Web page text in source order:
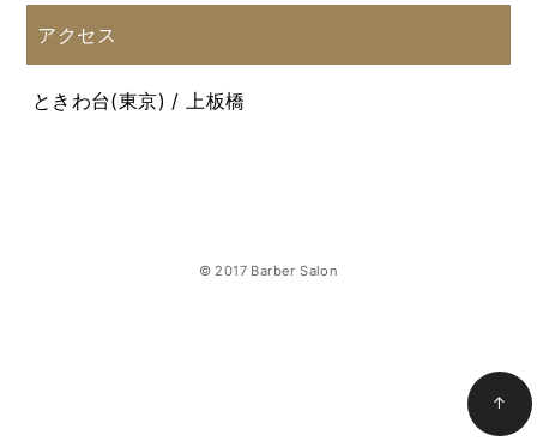
アクセス
ときわ台(東京) / 上板橋
© 2017 Barber Salon
↑